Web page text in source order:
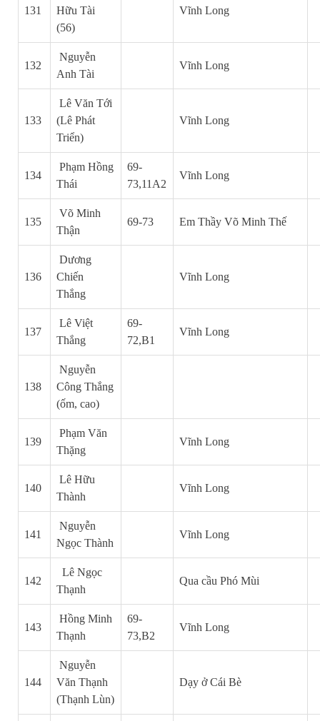
131
Hữu Tài
(56)
Vĩnh Long
132
Nguyễn
Anh Tài
Vĩnh Long
133
Lê Văn Tới
(Lê Phát
Triển)
Vĩnh Long
134
Phạm Hồng
Thái
69-
73,11A2
Vĩnh Long
135
Võ Minh
Thận
69-73 Em Thầy Võ Minh Thế
136
Dương
Chiến
Thắng
Vĩnh Long
137
Lê Việt
Thắng
69-
72,B1
Vĩnh Long
138
Nguyễn
Công Thắng
(ốm, cao)
139
Phạm Văn
Thặng
Vĩnh Long
140
Lê Hữu
Thành
Vĩnh Long
141
Nguyễn
Ngọc Thành
Vĩnh Long
142
Lê Ngọc
Thạnh
Qua cầu Phó Mùi
143
Hồng Minh
Thạnh
69-
73,B2
Vĩnh Long
144
Nguyễn
Văn Thạnh
(Thạnh Lùn)
Dạy ở Cái Bè